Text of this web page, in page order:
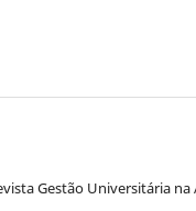
Gestão Universitária na